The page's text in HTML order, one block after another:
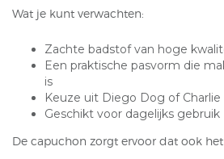
Wat je kunt verwachten:
Zachte badstof van hoge
Een praktische pasvorm die
is
Keuze uit Diego Dog of Charlie
Geschikt voor dagelijks gebruik
De capuchon zorgt ervoor dat ook